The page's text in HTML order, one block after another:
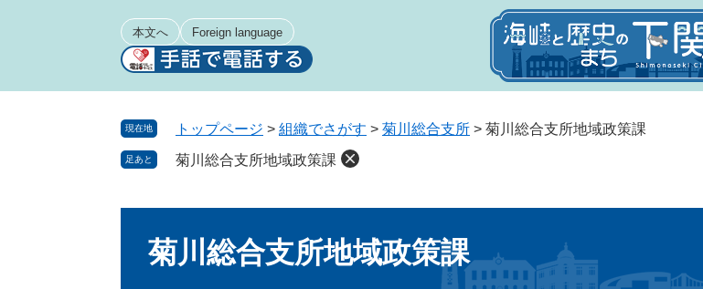
本文へ Foreign language
現在地 トップページ > 組織でさがす > 菊川総合支所 > 菊川総合支所地域政策課
足あと 菊川総合支所地域政策課
菊川総合支所地域政策課